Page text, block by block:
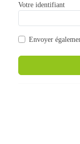
Votre identifiant
Envoyer